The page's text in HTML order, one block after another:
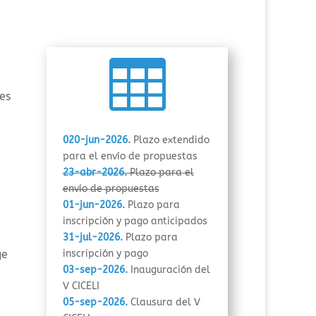

020-jun-2026.Plazo extendido
para el envío de propuestas
23-abr-2026.Plazo para el
envío de propuestas
01-jun-2026.Plazo para
inscripción y pago anticipados
31-jul-2026. Plazo para
inscripción y pago
03-sep-2026.Inauguración del
V CICELI
05-sep-2026.Clausura del V